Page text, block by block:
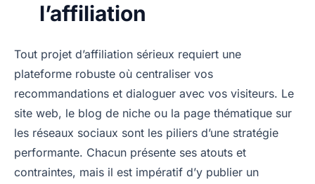
l’affiliation
Tout projet d’affiliation sérieux requiert une
plateforme robuste où centraliser vos
recommandations et dialoguer avec vos visiteurs. Le
site web, le blog de niche ou la page thématique sur
les réseaux sociaux sont les piliers d’une stratégie
performante. Chacun présente ses atouts et
contraintes, mais il est impératif d’y publier un